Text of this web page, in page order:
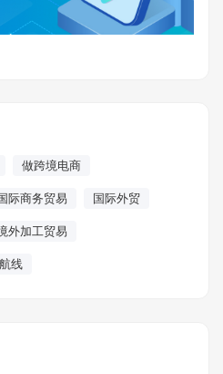
做跨境电商
际商务贸易 国际外贸
外加工贸易
线